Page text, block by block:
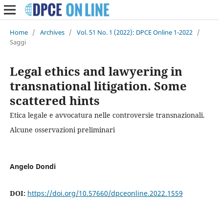
Home / Archives / Vol. 51 No. 1 (2022): DPCE Online 1-2022 /
Saggi
Legal ethics and lawyering in
transnational litigation. Some
scattered hints
Etica legale e avvocatura nelle controversie transnazionali.
Alcune osservazioni preliminari
Angelo Dondi
DOI: https://doi.org/10.57660/dpceonline.2022.1559